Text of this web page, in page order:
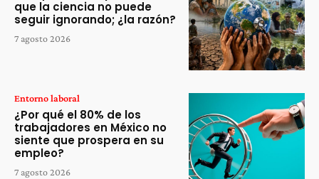
que la ciencia no puede
seguir ignorando; ¿la razón?
7 agosto 2026
Entorno laboral
¿Por qué el 80% de los
trabajadores en México no
siente que prospera en su
empleo?
7 agosto 2026